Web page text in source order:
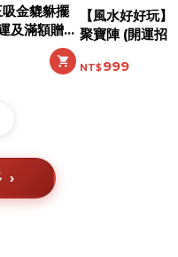
吸金貔貅擺
及滿額贈
【風水好好玩
聚寶陣 (開運招
999